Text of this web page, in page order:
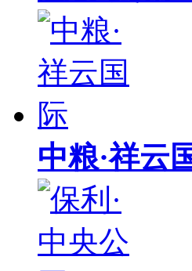
中粮·祥云